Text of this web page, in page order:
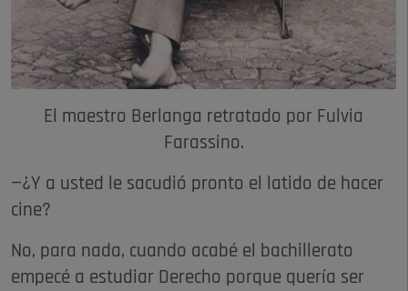
El maestro Berlanga retratado por Fulvia
Farassino.
—¿Y a usted le sacudió pronto el latido de hacer
cine?
No, para nada, cuando acabé el bachillerato
empecé a estudiar Derecho porque quería ser